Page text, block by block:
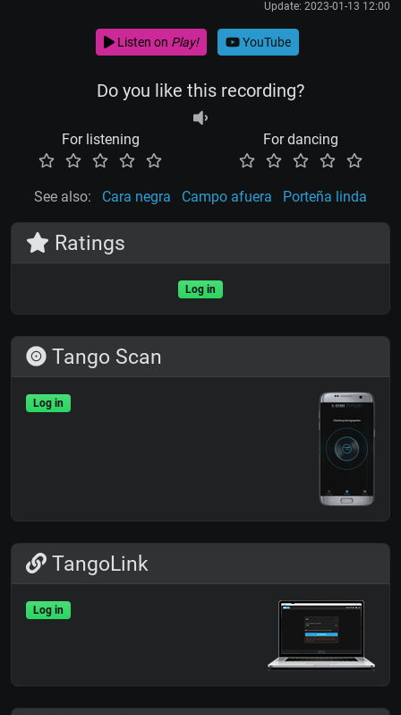
Update: 2023-01-13 12:00
Listen on Play! YouTube
Do you like this recording?
For listening For dancing
See also: Cara negra Campo afuera Porteña linda
Ratings
Log in
Tango Scan
Log in
TangoLink
Log in